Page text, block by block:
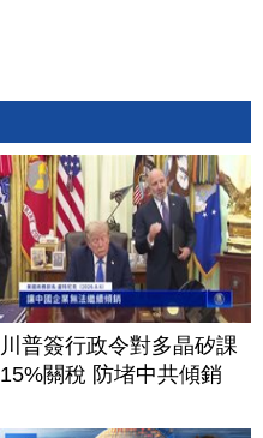
川普簽行政令對多晶矽課
15%關稅 防堵中共傾銷